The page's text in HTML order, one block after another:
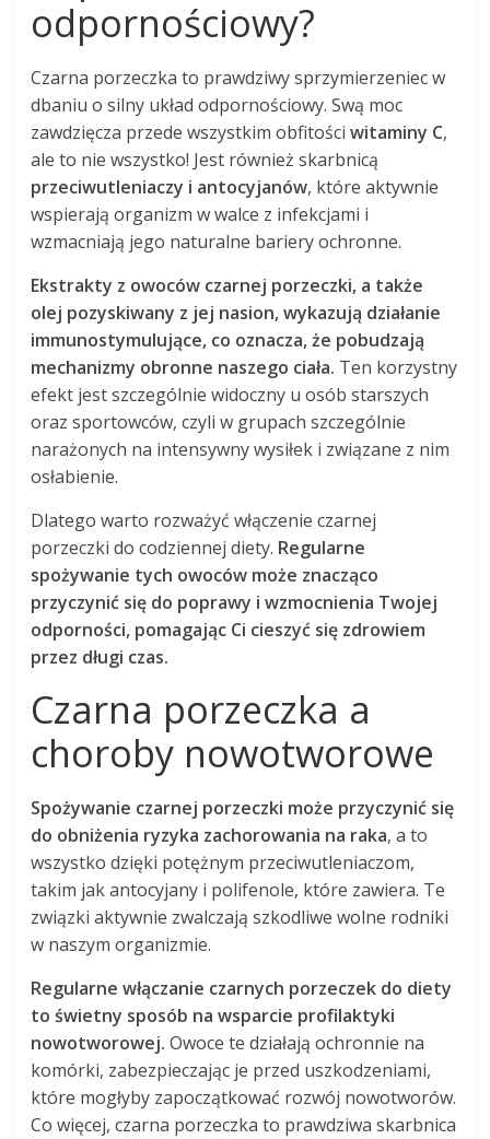
odpornościowy?
Czarna porzeczka to prawdziwy sprzymierzeniec w
dbaniu o silny układ odpornościowy. Swą moc
zawdzięcza przede wszystkim obfitościwitaminy C,
ale to nie wszystko! Jest również skarbnicą
przeciwutleniaczy i antocyjanów, które aktywnie
wspierają organizm w walce z infekcjami i
wzmacniają jego naturalne bariery ochronne.
Ekstrakty z owoców czarnej porzeczki, a także
olej pozyskiwany z jej nasion, wykazują działanie
immunostymulujące, co oznacza, że pobudzają
mechanizmy obronne naszego ciała. Ten korzystny
efekt jest szczególnie widoczny u osób starszych
oraz sportowców, czyli w grupach szczególnie
narażonych na intensywny wysiłek i związane z nim
osłabienie.
Dlatego warto rozważyć włączenie czarnej
porzeczki do codziennej diety. Regularne
spożywanie tych owoców może znacząco
przyczynić się do poprawy i wzmocnienia Twojej
odporności, pomagając Ci cieszyć się zdrowiem
przez długi czas.
Czarna porzeczka a
choroby nowotworowe
Spożywanie czarnej porzeczki może przyczynić się
do obniżenia ryzyka zachorowania na raka, a to
wszystko dzięki potężnym przeciwutleniaczom,
takim jak antocyjany i polifenole, które zawiera. Te
związki aktywnie zwalczają szkodliwe wolne rodniki
w naszym organizmie.
Regularne włączanie czarnych porzeczek do diety
to świetny sposób na wsparcie profilaktyki
nowotworowej. Owoce te działają ochronnie na
komórki, zabezpieczając je przed uszkodzeniami,
które mogłyby zapoczątkować rozwój nowotworów.
Co więcej, czarna porzeczka to prawdziwa skarbnica